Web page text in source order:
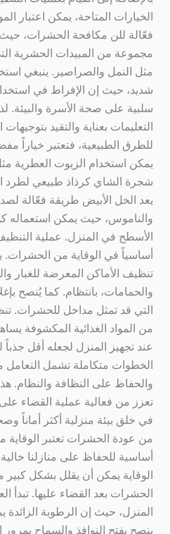
الخيارات المتاحة، يمكن اعتبار
فعّالة للن مكافحة الحشرات، حيث
مجموعة من المبيدات الحشرية
مثل النمل والصراصير. ينبغي
شديد، حيث إن الإفراط في
سلبية على صحة الأسرة والبيئة.
التعليمات بعناية والتقيد
للطرق الطبيعية، فتعتبر خياراً
يمكن استخدام الزيوت العطرية
شجرة الشاي كرذاذ طبيعي لطرد
يعد الخل الأبيض طريقة فعّالة
والناموس، حيث يمكن استعماله
الأسطح في المنزل. عملية
أساسياً في الوقاية من
تنظيف الأماكن المعرضة للغبار
والحمامات، بانتظام. كما يُنصح
التي قد تمثل مداخل للحشرات.
من المواد الغذائية المكشوفة
عند تجهيز المنزل لجعله أقل
الخطوات متكاملة تشمل التعامل
والحفاظ على النظافة والنظام.
تعزز من فعالية عملية القضاء
في خلق بيئة منزلية أكثر أماناً
من عودة الحشرات تعتبر
أساسية للحفاظ على منازلنا
الوقاية يمكن أن يقلل بشكل
الحشرات بعد القضاء عليها. تبدأ
المنزل، حيث إن الرطوبة
ينصح بفتح النوافذ والسماح بمرور